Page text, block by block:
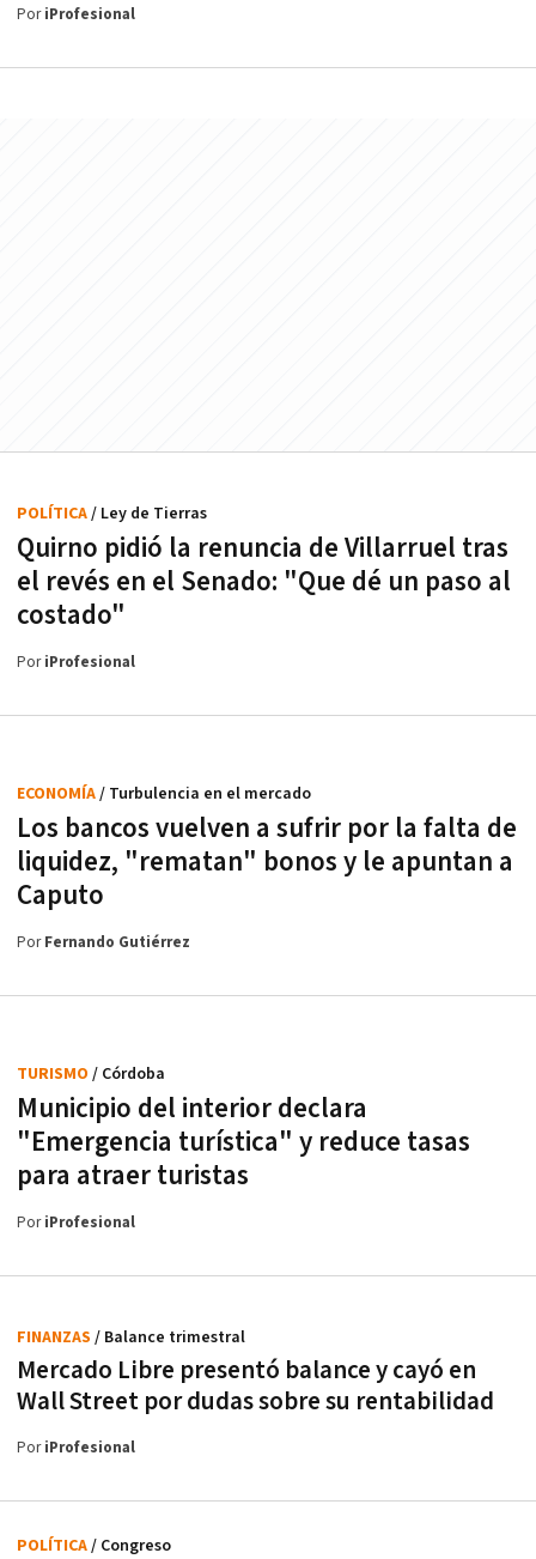
PoriProfesional
Quirno pidió la renuncia de Villarruel tras
el revés en el Senado: "Que dé un paso al
costado"
POLÍTICA/ Ley de Tierras
PoriProfesional
Los bancos vuelven a sufrir por la falta de
liquidez, "rematan" bonos y le apuntan a
Caputo
ECONOMÍA/ Turbulencia en el mercado
PorFernando Gutiérrez
Municipio del interior declara
"Emergencia turística" y reduce tasas
para atraer turistas
TURISMO / Córdoba
PoriProfesional
Mercado Libre presentó balance y cayó en
Wall Street por dudas sobre su rentabilidad
FINANZAS / Balance trimestral
PoriProfesional
POLÍTICA/ Congreso